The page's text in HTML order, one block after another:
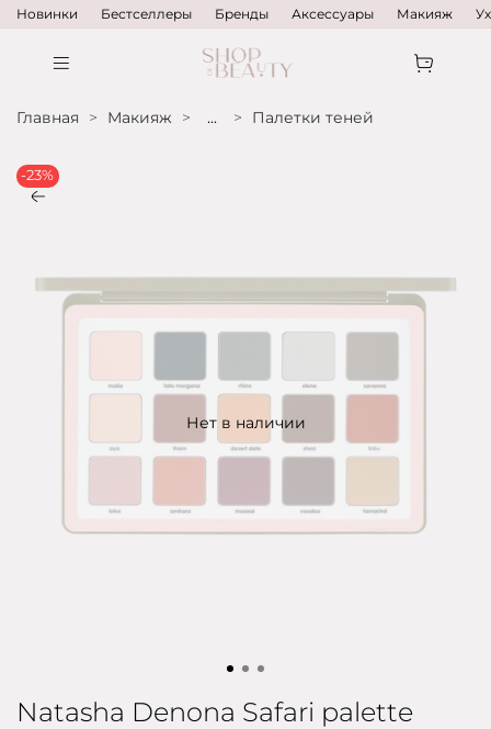
Новинки Бестселлеры Бренды Аксессуары Макияж
Главная Макияж ... Палетки теней
Нет в наличии
-23%
Natasha Denona Safari palette